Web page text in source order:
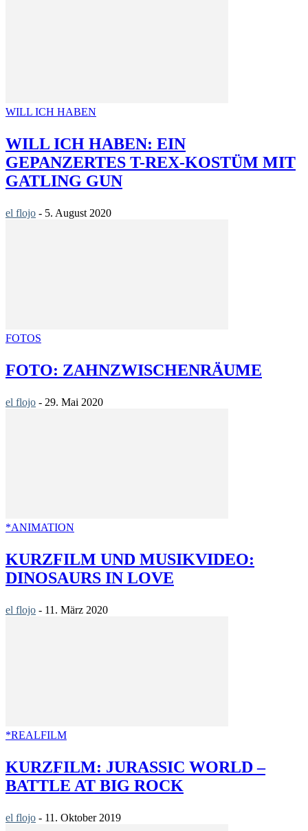
WILL ICH HABEN
WILL ICH HABEN: EIN
GEPANZERTES T-REX-KOSTÜM MIT
GATLING GUN
el flojo - 5. August 2020
FOTOS
FOTO: ZAHNZWISCHENRÄUME
el flojo - 29. Mai 2020
*ANIMATION
KURZFILM UND MUSIKVIDEO:
DINOSAURS IN LOVE
el flojo - 11. März 2020
*REALFILM
KURZFILM: JURASSIC WORLD –
BATTLE AT BIG ROCK
el flojo - 11. Oktober 2019